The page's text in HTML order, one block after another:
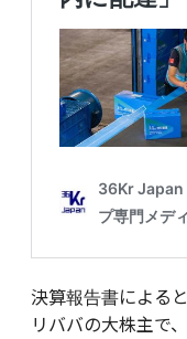
決算報告書による
リババの大株主で